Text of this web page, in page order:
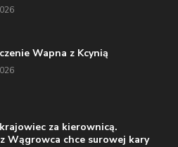
Wapna z Kcynią
za kierownicą.
Wągrowca chce surowej kary